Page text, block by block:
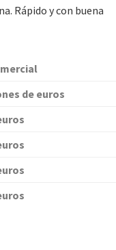
Rápido y con buena
de euros